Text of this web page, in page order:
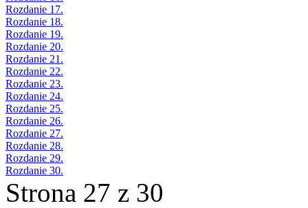
Rozdanie 17.
Rozdanie 18.
Rozdanie 19.
Rozdanie 20.
Rozdanie 21.
Rozdanie 22.
Rozdanie 23.
Rozdanie 24.
Rozdanie 25.
Rozdanie 26.
Rozdanie 27.
Rozdanie 28.
Rozdanie 29.
Rozdanie 30.
Strona 27 z 30